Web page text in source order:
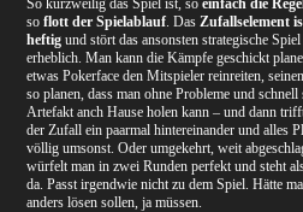
So kurzweilig das Spiel ist, soeinfach die
so flott der Spielablauf. DasZufallselement
heftig und stört das ansonsten strategische Spiel
erheblich. Man kann die Kämpfe geschickt
etwas Pokerface den Mitspieler reinreiten,
so planen, dass man ohne Probleme und schnell
Artefakt anch Hause holen kann – und dann
der Zufall ein paarmal hintereinander und alles
völlig umsonst. Oder umgekehrt, weit
würfelt man in zwei Runden perfekt und steht
da. Passt irgendwie nicht zu dem Spiel. Hätte
anders lösen sollen, ja müssen.